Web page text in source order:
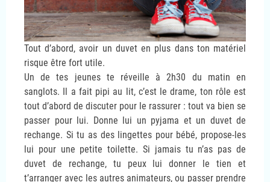
Tout d’abord, avoir un duvet en plus dans ton matériel
risque être fort utile.
Un de tes jeunes te réveille à 2h30 du matin en
sanglots. Il a fait pipi au lit, c’est le drame, ton rôle est
tout d’abord de discuter pour le rassurer : tout va bien se
passer pour lui. Donne lui un pyjama et un duvet de
rechange. Si tu as des lingettes pour bébé, propose-les
lui pour une petite toilette. Si jamais tu n’as pas de
duvet de rechange, tu peux lui donner le tien et
t’arranger avec les autres animateurs, ou passer prendre